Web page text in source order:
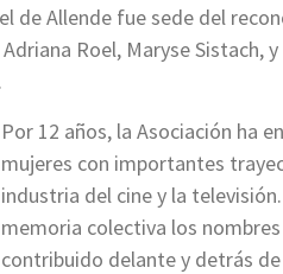
de Allende fue sede del
Roel, Maryse
Por 12 años, la Asociación ha
mujeres con importantes
industria del cine y la
memoria colectiva los
contribuido delante y detrás